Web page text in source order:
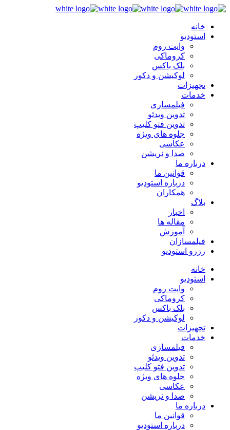
خانه
استودیو
وایت روم
کروماکی
بلک باکس
لوکیشن و دکور
تجهیزات
خدمات
فیلمسازی
تدوین ویدئو
تدوین فتو کلیپ
جلوه های ویژه
عکاسی
صدا و نریشن
درباره ما
قوانین ما
درباره استودیو
همکاران
بلاگ
اخبار
مقاله ها
آموزش
فیلمسازان
رزرو استودیو
خانه
استودیو
وایت روم
کروماکی
بلک باکس
لوکیشن و دکور
تجهیزات
خدمات
فیلمسازی
تدوین ویدئو
تدوین فتو کلیپ
جلوه های ویژه
عکاسی
صدا و نریشن
درباره ما
قوانین ما
درباره استودیو